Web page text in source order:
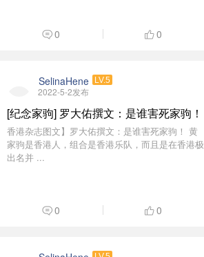
0 0
SelinaHene LV.5
2022-5-2发布
[纪念家驹] 罗大佑撰文：是谁害死家驹！
香港杂志图文】罗大佑撰文：是谁害死家驹！ 黄
家驹是香港人，组合是香港乐队，而且是在香港极
出名并 ...
0 0